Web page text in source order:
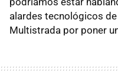
alardes tecnológicos
Multistrada por poner